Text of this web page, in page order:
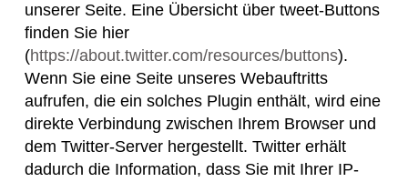
unserer Seite. Eine Übersicht über tweet-Buttons
finden Sie hier
(https://about.twitter.com/resources/buttons).
Wenn Sie eine Seite unseres Webauftritts
aufrufen, die ein solches Plugin enthält, wird eine
direkte Verbindung zwischen Ihrem Browser und
dem Twitter-Server hergestellt. Twitter erhält
dadurch die Information, dass Sie mit Ihrer IP-